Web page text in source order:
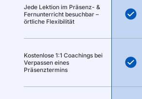
Jede Lektion im Präsenz- &
Fernunterricht besuchbar –
örtliche Flexibilität
Kostenlose 1:1 Coachings bei
Verpassen eines
Präsenztermins